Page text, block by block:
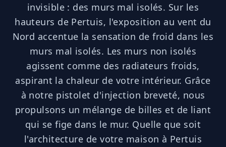
invisible : des murs mal isolés. Sur les
hauteurs de Pertuis, l'exposition au vent du
Nord accentue la sensation de froid dans les
murs mal isolés. Les murs non isolés
agissent comme des radiateurs froids,
aspirant la chaleur de votre intérieur. Grâce
à notre pistolet d'injection breveté, nous
propulsons un mélange de billes et de liant
qui se fige dans le mur. Quelle que soit
l'architecture de votre maison à Pertuis